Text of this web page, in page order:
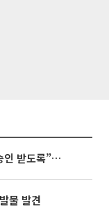
김정관 장관 “반도체 성과급, 주총 승인 받도록”…상법·자본시장법 개정 시사
물 발견